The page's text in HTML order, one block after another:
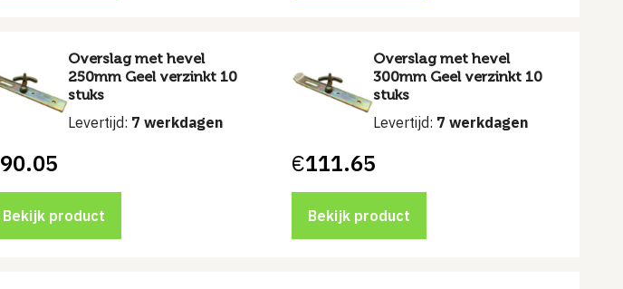
Overslag met hevel
250mm Geel verzinkt 10
stuks
Levertijd: 7 werkdagen
90.05
Bekijk product
Overslag met hevel
300mm Geel verzinkt 10
stuks
Levertijd: 7 werkdagen
€111.65
Bekijk product